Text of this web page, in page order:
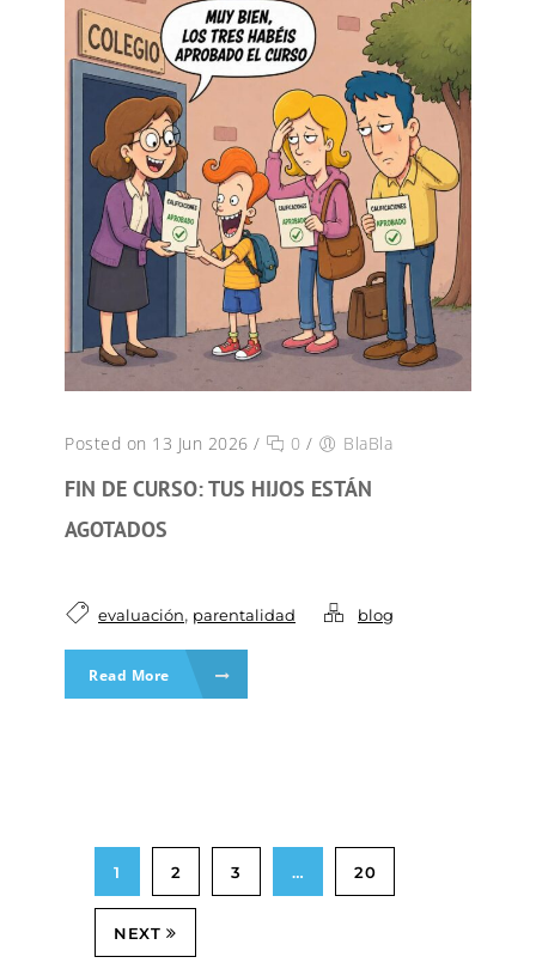
Posted on 13 Jun 2026 / 0 / BlaBla
FIN DE CURSO: TUS HIJOS ESTÁN
AGOTADOS
evaluación, parentalidad blog
Read More
1 2 3 … 20
NEXT